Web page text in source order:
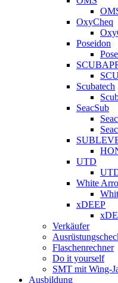
OxyCheq
Poseidon
Scubatech
SeacSub
UTD
White
xDEEP
Verkäufer
Flaschenrechner
Do it yourself
SMT mit Wing-
Ausbildung